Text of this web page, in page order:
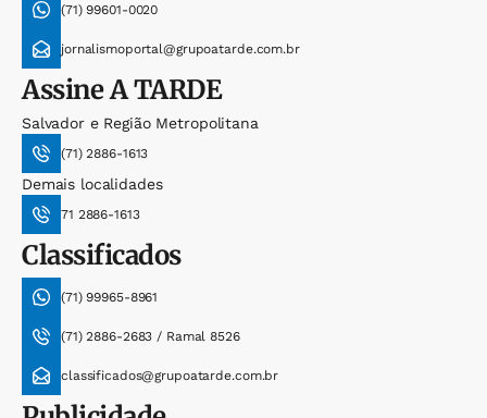
(71) 99601-0020
jornalismoportal@grupoatarde.com.br
AssineA TARDE
Salvador e Região Metropolitana
(71) 2886-1613
Demais localidades
71 2886-1613
Classificados
(71) 99965-8961
(71) 2886-2683 / Ramal 8526
classificados@grupoatarde.com.br